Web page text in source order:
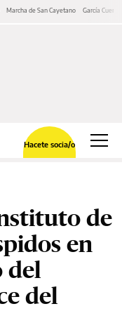
Marcha de San Cayetano García Cuerva
Hacete socia/o
de
en
del
del